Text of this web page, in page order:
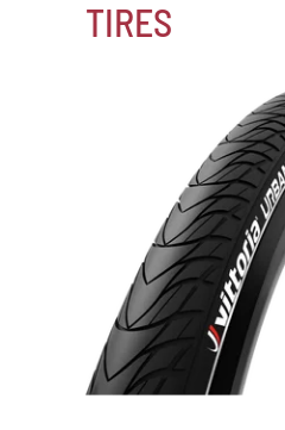
TIRES